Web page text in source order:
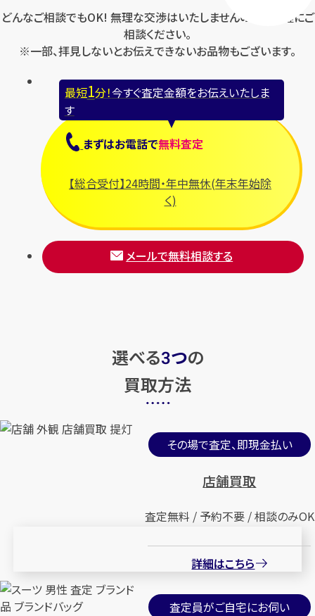
どんなご相談でもOK! 無理な交渉はいたしませんのでお気軽にご
相談ください。
※一部、拝見しないとお伝えできないお品物もございます。
最短1分！今すぐ査定金額をお伝えいたしま
す
まずはお電話で無料査定
【総合受付】24時間・年中無休(年末年始除
く)
メールで無料相談する
選べる3つの
買取方法
その場で査定、即現金払い
店舗買取
査定無料 / 予約不要 / 相談のみOK
詳細はこちら
査定員がご自宅にお伺い